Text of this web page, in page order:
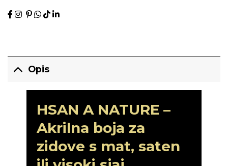
Opis
HSAN A NATURE –
Akrilna boja za
zidove s mat, saten